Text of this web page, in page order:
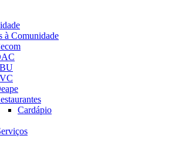
à Comunidade
Cardápio